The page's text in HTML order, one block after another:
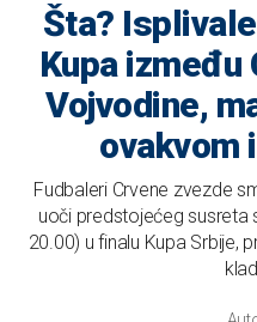
Šta?
Kupa između
Vojvodine,
ovakvom
Fudbaleri Crvene zvezde
uoči predstojećeg susreta
20.00) u finalu Kupa Srbije,